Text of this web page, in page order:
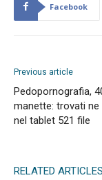
Facebook
Previous article
Pedopornografia,
manette: trovati ne
nel tablet 521 file
RELATED ARTICLES